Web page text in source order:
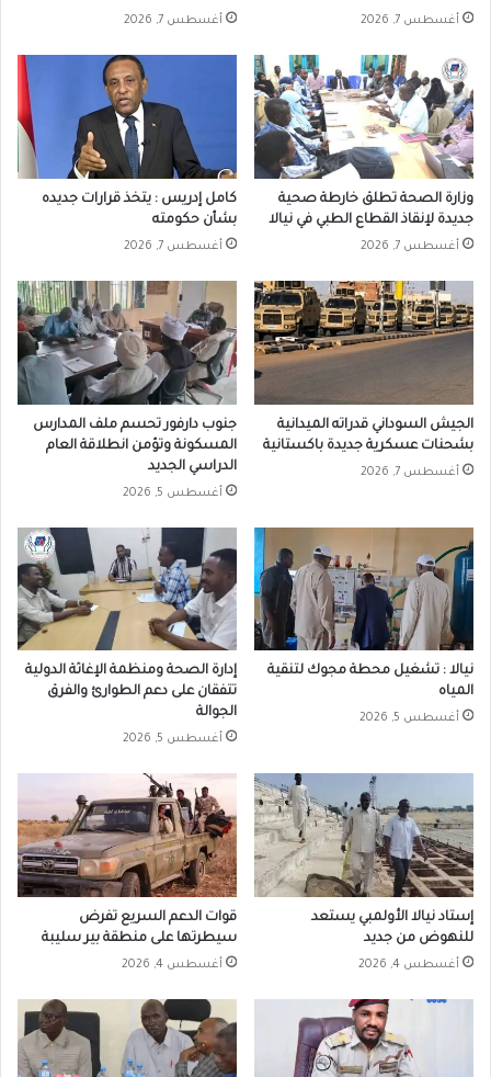
أغسطس 7, 2026 أغسطس 7, 2026
وزارة الصحة تطلق خارطة صحية
جديدة لإنقاذ القطاع الطبي في نيالا
أغسطس 7, 2026
كامل إدريس : يتخذ قرارات جديده
بشأن حكومته
أغسطس 7, 2026
الجيش السوداني قدراته الميدانية
بشحنات عسكرية جديدة باكستانية
أغسطس 7, 2026
جنوب دارفور تحسم ملف المدارس
المسكونة وتؤمن انطلاقة العام
الدراسي الجديد
أغسطس 5, 2026
نيالا : تشغيل محطة مجوك لتنقية
المياه
أغسطس 5, 2026
إدارة الصحة ومنظمة الإغاثة الدولية
تتفقان على دعم الطوارئ والفرق
الجوالة
أغسطس 5, 2026
إستاد نيالا الأولمبي يستعد
للنهوض من جديد
أغسطس 4, 2026
قوات الدعم السريع تفرض
سيطرتها على منطقة بير سليبة
أغسطس 4, 2026